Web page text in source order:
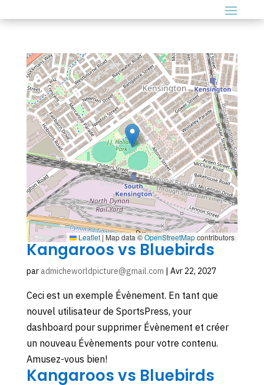
Leaflet |Map data ©OpenStreetMapcontributors
Kangaroos vs Bluebirds
paradmicheworldpicture@gmail.com | Avr 22, 2027
Ceci est un exemple Évènement. En tant que
nouvel utilisateur de SportsPress, your
dashboard pour supprimer Évènement et créer
un nouveau Évènements pour votre contenu.
Amusez-vous bien!
Kangaroos vs Bluebirds